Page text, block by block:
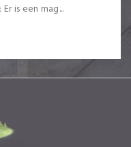
is een mag...